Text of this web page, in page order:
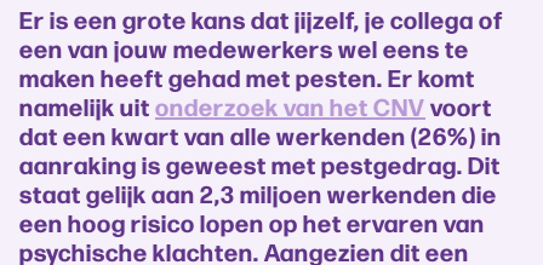
Er is een grote kans dat jijzelf, je collega of
een van jouw medewerkers wel eens te
maken heeft gehad met pesten. Er komt
namelijk uitonderzoek van het CNVvoort
dat een kwart van alle werkenden (26%) in
aanraking is geweest met pestgedrag. Dit
staat gelijk aan 2,3 miljoen werkenden die
een hoog risico lopen op het ervaren van
psychische klachten. Aangezien dit een